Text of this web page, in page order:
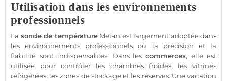
Utilisation dans les environnements
professionnels
La sonde de température Meian est largement adoptée dans
les environnements professionnels où la précision et la
fiabilité sont indispensables. Dans lescommerces, elle est
utilisée pour contrôler les chambres froides, les vitrines
réfrigérées, les zones de stockage et les réserves. Une variation